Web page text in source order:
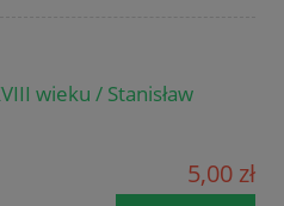
wieku / Stanisław
5,00 zł